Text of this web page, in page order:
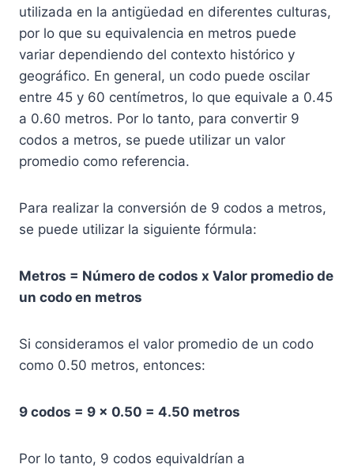
utilizada en la antigüedad en diferentes culturas,
por lo que su equivalencia en metros puede
variar dependiendo del contexto histórico y
geográfico. En general, un codo puede oscilar
entre 45 y 60 centímetros, lo que equivale a 0.45
a 0.60 metros. Por lo tanto, para convertir 9
codos a metros, se puede utilizar un valor
promedio como referencia.
Para realizar la conversión de 9 codos a metros,
se puede utilizar la siguiente fórmula:
Metros = Número de codos x Valor promedio de
un codo en metros
Si consideramos el valor promedio de un codo
como 0.50 metros, entonces:
9 codos = 9 x 0.50 = 4.50 metros
Por lo tanto, 9 codos equivaldrían a